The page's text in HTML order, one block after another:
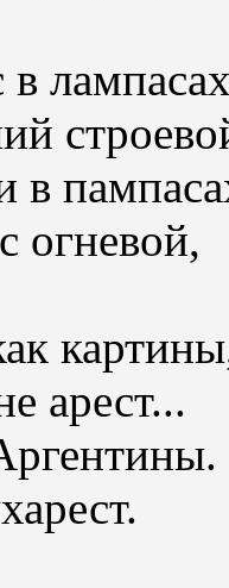
в
огневой,
арест...